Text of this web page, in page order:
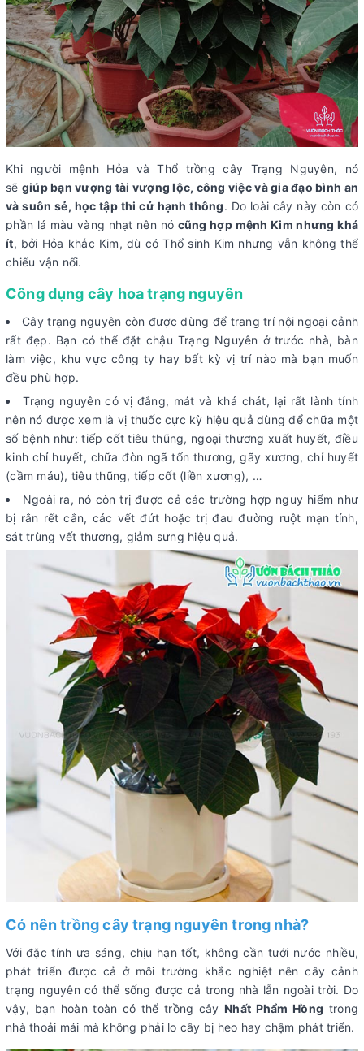
Khi người mệnh Hỏa và Thổ trồng cây Trạng Nguyên, nó
sẽ giúp bạn vượng tài vượng lộc, công việc và gia đạo bình an
và suôn sẻ, học tập thi cử hạnh thông. Do loài cây này còn có
phần lá màu vàng nhạt nên nó cũng hợp mệnh Kim nhưng khá
ít, bởi Hỏa khắc Kim, dù có Thổ sinh Kim nhưng vẫn không thể
chiếu vận nổi.
Công dụng cây hoa trạng nguyên
Cây trạng nguyên còn được dùng để trang trí nội ngoại cảnh
rất đẹp. Bạn có thể đặt chậu Trạng Nguyên ở trước nhà, bàn
làm việc, khu vực công ty hay bất kỳ vị trí nào mà bạn muốn
đều phù hợp.
Trạng nguyên có vị đắng, mát và khá chát, lại rất lành tính
nên nó được xem là vị thuốc cực kỳ hiệu quả dùng để chữa một
số bệnh như: tiếp cốt tiêu thũng, ngoại thương xuất huyết, điều
kinh chỉ huyết, chữa đòn ngã tổn thương, gãy xương, chỉ huyết
(cầm máu), tiêu thũng, tiếp cốt (liền xương), …
Ngoài ra, nó còn trị được cả các trường hợp nguy hiểm như
bị rắn rết cắn, các vết đứt hoặc trị đau đường ruột mạn tính,
sát trùng vết thương, giảm sưng hiệu quả.
Có nên trồng cây trạng nguyên trong nhà?
Với đặc tính ưa sáng, chịu hạn tốt, không cần tưới nước nhiều,
phát triển được cả ở môi trường khắc nghiệt nên cây cảnh
trạng nguyên có thể sống được cả trong nhà lẫn ngoài trời. Do
vậy, bạn hoàn toàn có thể trồng câyNhất Phẩm Hồng trong
nhà thoải mái mà không phải lo cây bị heo hay chậm phát triển.